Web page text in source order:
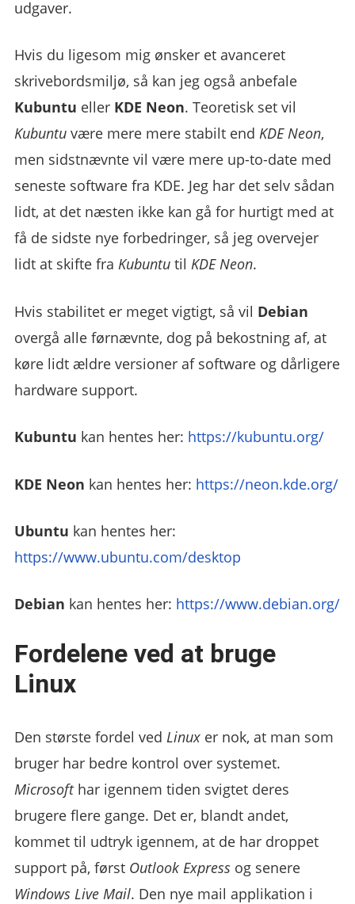
udgaver.
Hvis du ligesom mig ønsker et avanceret
skrivebordsmiljø, så kan jeg også anbefale
Kubuntu eller KDE Neon. Teoretisk set vil
Kubuntu være mere mere stabilt endKDE Neon,
men sidstnævnte vil være mere up-to-date med
seneste software fra KDE. Jeg har det selv sådan
lidt, at det næsten ikke kan gå for hurtigt med at
få de sidste nye forbedringer, så jeg overvejer
lidt at skifte fraKubuntu tilKDE Neon.
Hvis stabilitet er meget vigtigt, så vil Debian
overgå alle førnævnte, dog på bekostning af, at
køre lidt ældre versioner af software og dårligere
hardware support.
Kubuntu kan hentes her: https://kubuntu.org/
KDE Neon kan hentes her: https://neon.kde.org/
Ubuntu kan hentes her:
https://www.ubuntu.com/desktop
Debian kan hentes her: https://www.debian.org/
Fordelene ved at bruge
Linux
Den største fordel vedLinux er nok, at man som
bruger har bedre kontrol over systemet.
Microsofthar igennem tiden svigtet deres
brugere flere gange. Det er, blandt andet,
kommet til udtryk igennem, at de har droppet
support på, først Outlook Express og senere
Windows Live Mail. Den nye mail applikation i